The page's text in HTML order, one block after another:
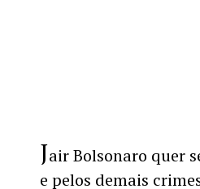
Jair Bolsonaro quer
e pelos demais